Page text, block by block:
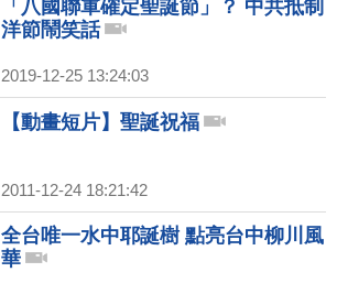
「八國聯軍確定聖誕節」？ 中共抵制
洋節鬧笑話
2019-12-25 13:24:03
【動畫短片】聖誕祝福
2011-12-24 18:21:42
全台唯一水中耶誕樹 點亮台中柳川風
華